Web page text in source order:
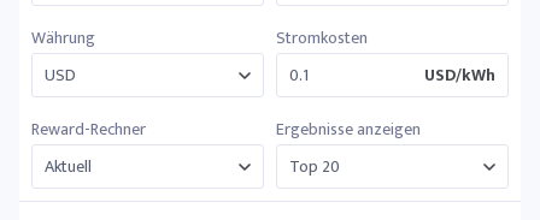
Währung
Stromkosten
USD/kWh
Reward-Rechner
Ergebnisse anzeigen